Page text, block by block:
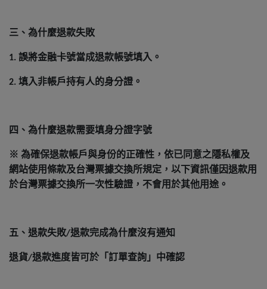
三、為什麼退款失敗
1. 誤將金融卡號當成退款帳號填入。
2. 填入非帳戶持有人的身分證。
四、為什麼退款需要填身分證字號
※ 為確保退款帳戶與身份的正確性，依已同意之隱私權及
網站使用條款及台灣票據交換所規定，以下資訊僅因退款用
於台灣票據交換所一次性驗證，不會用於其他用途。
五、退款失敗/退款完成為什麼沒有通知
退貨/退款進度皆可於「訂單查詢」中確認